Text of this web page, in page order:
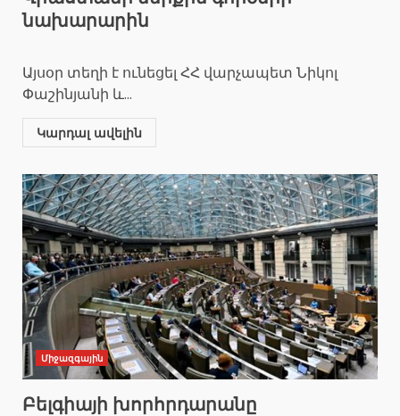
նախարարին
Այսօր տեղի է ունեցել ՀՀ վարչապետ Նիկոլ
Փաշինյանի և...
Կարդալ ավելին
Միջազգային
Բելգիայի խորհրդարանը